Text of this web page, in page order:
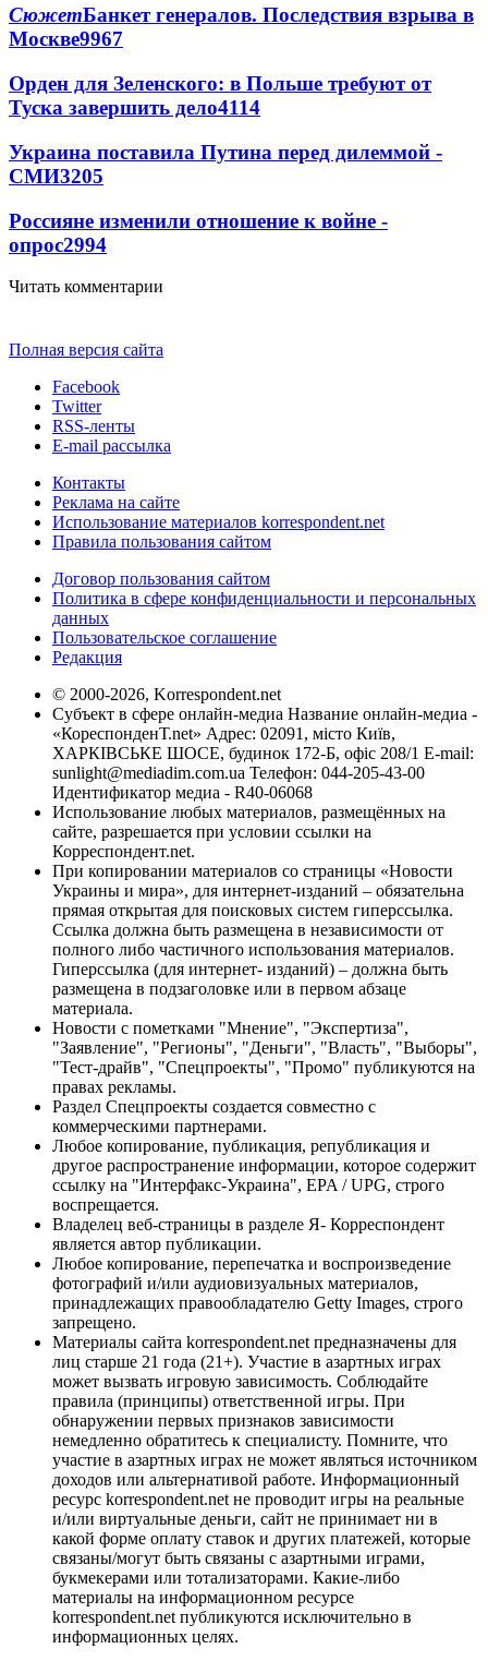
СюжетБанкет генералов. Последствия взрыва в
Москве9967
Орден для Зеленского: в Польше требуют от
Туска завершить дело4114
Украина поставила Путина перед дилеммой -
СМИ3205
Россияне изменили отношение к войне -
опрос2994
Читать комментарии
Полная версия сайта
Facebook
Twitter
RSS-ленты
E-mail рассылка
Контакты
Реклама на сайте
Использование материалов korrespondent.net
Правила пользования сайтом
Договор пользования сайтом
Политика в сфере конфиденциальности и персональных
данных
Пользовательское соглашение
Редакция
© 2000-2026, Korrespondent.net
Субъект в сфере онлайн-медиа Название онлайн-медиа -
«КореспонденТ.net» Адрес: 02091, місто Київ,
ХАРКІВСЬКЕ ШОСЕ, будинок 172-Б, офіс 208/1 E-mail:
sunlight@mediadim.com.ua Телефон: 044-205-43-00
Идентификатор медиа - R40-06068
Использование любых материалов, размещённых на
сайте, разрешается при условии ссылки на
Корреспондент.net.
При копировании материалов со страницы «Новости
Украины и мира», для интернет-изданий – обязательна
прямая открытая для поисковых систем гиперссылка.
Ссылка должна быть размещена в независимости от
полного либо частичного использования материалов.
Гиперссылка (для интернет- изданий) – должна быть
размещена в подзаголовке или в первом абзаце
материала.
Новости с пометками "Мнение", "Экспертиза",
"Заявление", "Регионы", "Деньги", "Власть", "Выборы",
"Тест-драйв", "Спецпроекты", "Промо" публикуются на
правах рекламы.
Раздел Спецпроекты создается совместно с
коммерческими партнерами.
Любое копирование, публикация, републикация и
другое распространение информации, которое содержит
ссылку на "Интерфакс-Украина", EPA / UPG, строго
воспрещается.
Владелец веб-страницы в разделе Я- Корреспондент
является автор публикации.
Любое копирование, перепечатка и воспроизведение
фотографий и/или аудиовизуальных материалов,
принадлежащих правообладателю Getty Images, строго
запрещено.
Материалы сайта korrespondent.net предназначены для
лиц старше 21 года (21+). Участие в азартных играх
может вызвать игровую зависимость. Соблюдайте
правила (принципы) ответственной игры. При
обнаружении первых признаков зависимости
немедленно обратитесь к специалисту. Помните, что
участие в азартных играх не может являться источником
доходов или альтернативой работе. Информационный
ресурс korrespondent.net не проводит игры на реальные
и/или виртуальные деньги, сайт не принимает ни в
какой форме оплату ставок и других платежей, которые
связаны/могут быть связаны с азартными играми,
букмекерами или тотализаторами. Какие-либо
материалы на информационном ресурсе
korrespondent.net публикуются исключительно в
информационных целях.